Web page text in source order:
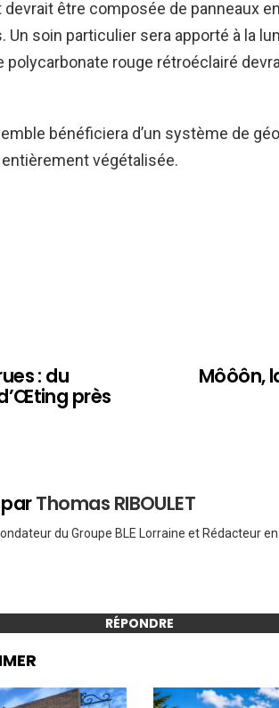
être composée de panneaux
Un soin particulier sera apporté à la
polycarbonate rouge rétroéclairé
bénéficiera d’un système de
végétalisée.
: du
près
Môôôn,
Thomas RIBOULET
du Groupe BLE Lorraine et Rédacteur en
RÉPONDRE